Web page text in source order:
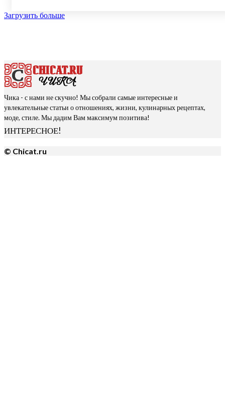
Загрузить больше
Чика - с нами не скучно! Мы собрали самые интересные и
увлекательные статьи о отношениях, жизни, кулинарных рецептах,
моде, стиле. Мы дадим Вам максимум позитива!
ИНТЕРЕСНОЕ!
© Chicat.ru